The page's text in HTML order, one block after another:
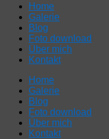
Home
Galerie
Blog
Foto download
Über mich
Kontakt
Home
Galerie
Blog
Foto download
Über mich
Kontakt